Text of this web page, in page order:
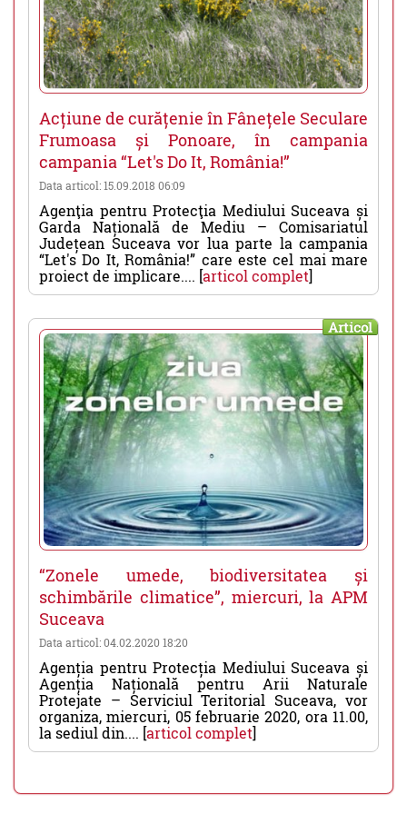
Acțiune de curățenie în Fânețele Seculare
Frumoasa și Ponoare, în campania
campania “Let's Do It, România!”
Data articol: 15.09.2018 06:09
Agenţia pentru Protecţia Mediului Suceava și
Garda Națională de Mediu – Comisariatul
Județean Suceava vor lua parte la campania
“Let's Do It, România!” care este cel mai mare
proiect de implicare.... [articol complet]
Articol
“Zonele umede, biodiversitatea și
schimbările climatice”, miercuri, la APM
Suceava
Data articol: 04.02.2020 18:20
Agenția pentru Protecția Mediului Suceava și
Agenția Națională pentru Arii Naturale
Protejate – Serviciul Teritorial Suceava, vor
organiza, miercuri, 05 februarie 2020, ora 11.00,
la sediul din.... [articol complet]